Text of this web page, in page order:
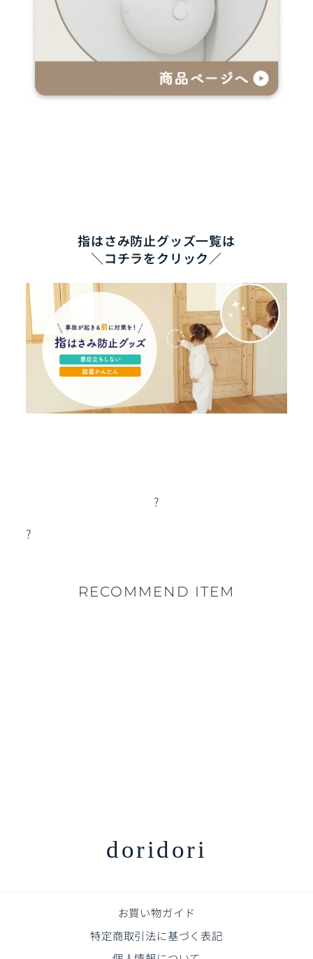
指はさみ防止グッズ一覧は
＼コチラをクリック／
?
?
RECOMMEND ITEM
doridori
お買い物ガイド
特定商取引法に基づく表記